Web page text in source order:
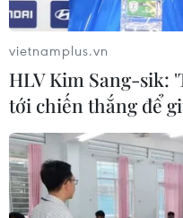
Trộm phá cửa, đục
vietnamplus.vn
HLV Kim Sang-sik:
tới chiến thắng để